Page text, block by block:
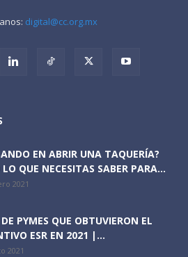
digital@cc.org.mx
EN ABRIR UNA TAQUERÍA?
QUE NECESITAS SABER PARA...
2021
PYMES QUE OBTUVIERON EL
ESR EN 2021 |...
2021